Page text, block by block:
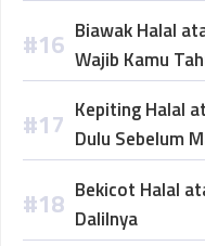
Biawak Halal
Wajib Kamu
Kepiting Halal
Dulu Sebelum
Bekicot Halal
Dalilnya